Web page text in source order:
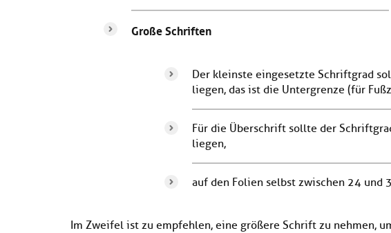
Große Schriften
Der kleinste eingesetzte Schriftgrad
liegen, das ist die Unter­grenze (für
Für die Überschrift sollte der
liegen,
auf den Folien selbst zwischen 24 und
Im Zweifel ist zu emp­fehlen, eine größere Schrift zu nehmen,